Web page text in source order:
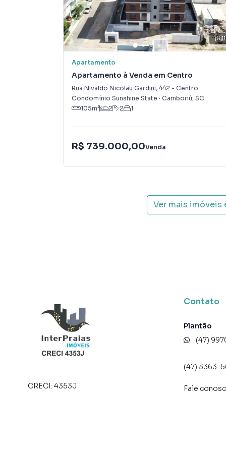
encontrou o que procurava ou deseja mais
contato com nossa equipe pelo telefone (47)
A Interpraias Imóveis tem mais opções de
encontra milhares de ofertas para encontrar
Negocie seu imóvel de forma totalmente
com a praticidade de fazer tudo online,
mercado imobiliário.
Na Interpraias Imóveis você consegue
11
Apartamento
Apartamento à Venda em Centro
Rua Nivaldo Nicolau Gardini, 442 - Centro
Condomínio Sunshine State · Camboriú, SC
105m² 2 2 1
R$ 739.000,00Venda
Ver mais imóveis
CRECI: 4353J
Contato
Plantão
(47)
(47) 3363-
Fale